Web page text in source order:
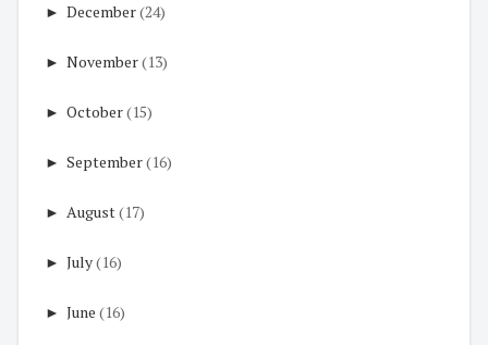
► December(24)
► November(13)
► October(15)
► September(16)
► August(17)
► July(16)
► June (16)